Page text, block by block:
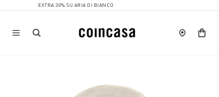
EXTRA 30% SU ARIA DI BIANCO